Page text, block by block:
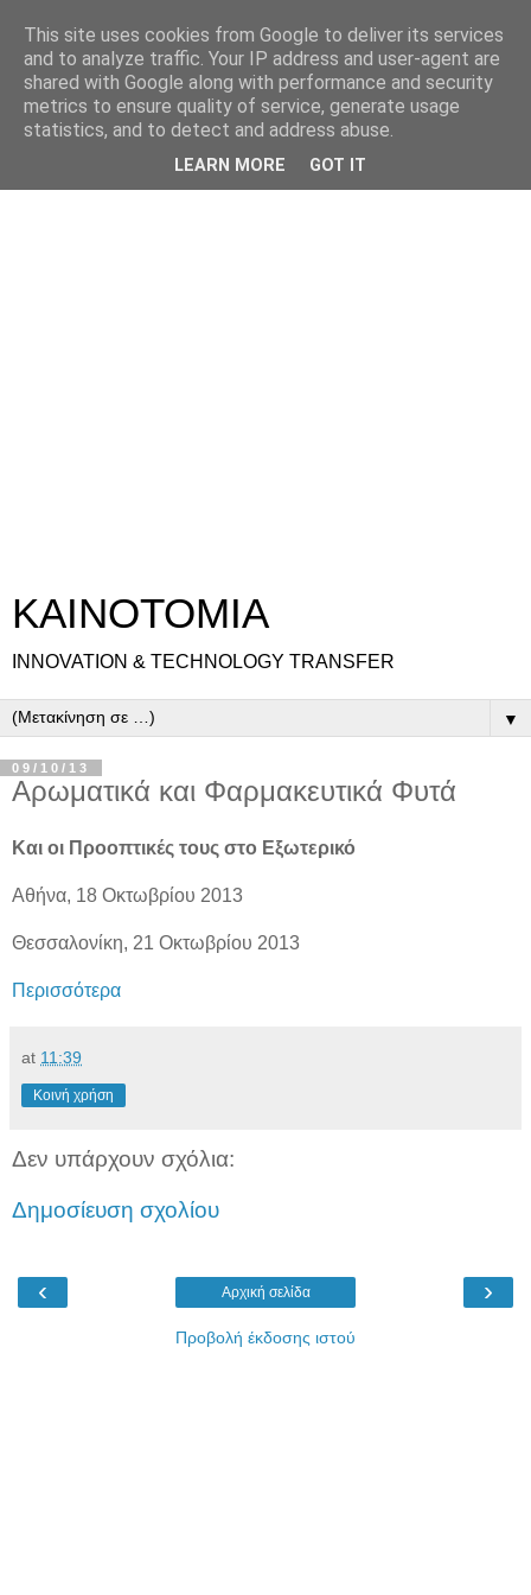
ΚΑΙΝΟΤΟΜΙΑ
INNOVATION & TECHNOLOGY TRANSFER
▼
09/10/13
Αρωματικά και Φαρμακευτικά Φυτά
Και οι Προοπτικές τους στο Εξωτερικό
Αθήνα, 18 Οκτωβρίου 2013
Θεσσαλονίκη, 21 Οκτωβρίου 2013
Περισσότερα
at 11:39
Κοινή χρήση
Δεν υπάρχουν σχόλια:
Δημοσίευση σχολίου
‹ ›
Αρχική σελίδα
Προβολή έκδοσης ιστού
This site uses cookies from Google to deliver its services
and to analyze traffic. Your IP address and user-agent are
shared with Google along with performance and security
metrics to ensure quality of service, generate usage
statistics, and to detect and address abuse.
LEARN MORE GOT IT